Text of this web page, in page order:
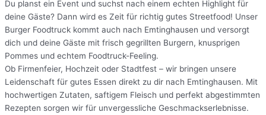
Du planst ein Event und suchst nach einem echten Highlight für
deine Gäste? Dann wird es Zeit für richtig gutes Streetfood! Unser
Burger Foodtruck kommt auch nach Emtinghausen und versorgt
dich und deine Gäste mit frisch gegrillten Burgern, knusprigen
Pommes und echtem Foodtruck-Feeling.
Ob Firmenfeier, Hochzeit oder Stadtfest – wir bringen unsere
Leidenschaft für gutes Essen direkt zu dir nach Emtinghausen. Mit
hochwertigen Zutaten, saftigem Fleisch und perfekt abgestimmten
Rezepten sorgen wir für unvergessliche Geschmackserlebnisse.